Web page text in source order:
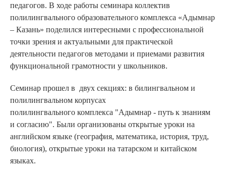
педагогов. В ходе работы семинара коллектив
полилингвального образовательного комплекса «Адымнар
– Казань» поделился интересными с профессиональной
точки зрения и актуальными для практической
деятельности педагогов методами и приемами развития
функциональной грамотности у школьников.
Семинар прошел в двух секциях: в билингвальном и
полилингвальном корпусах
полилингвального комплекса "Адымнар - путь к знаниям
и согласию". Были организованы открытые уроки на
английском языке (география, математика, история, труд,
биология), открытые уроки на татарском и китайском
языках.